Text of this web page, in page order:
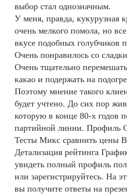
выбор стал однозначным.
У меня, правда, кукурузная
очень мелкого помола, но
вкусе подобных голубчиков
Очень понравилось со
Очень тщательно
какао и подержать на
Поэтому мнение такого
будет учтено. До сих пор
которую в конце 80-х годов
партийной линии. Профиль
Тесты Микс сравнить цены
Детализация рейтинга
увидеть полный профиль
или зарегистрируйтесь. На
вы получите ответы на